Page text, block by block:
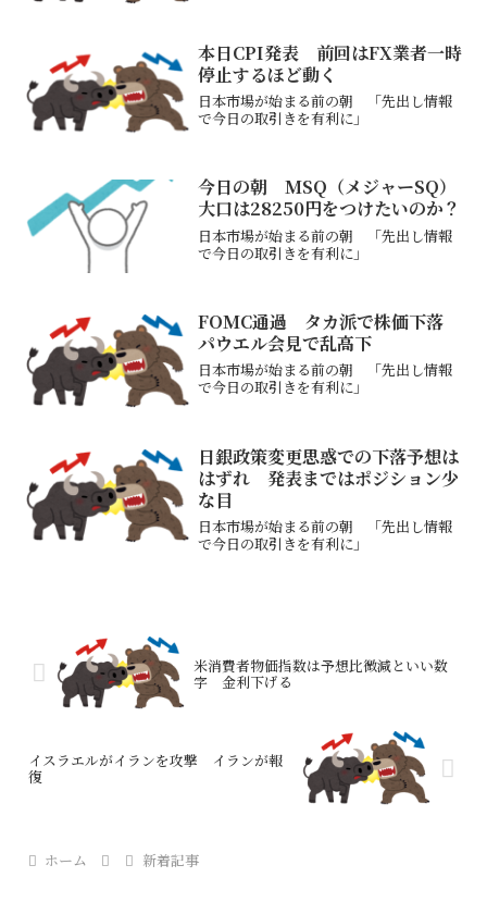
本日CPI発表 前回はFX業者一時
停止するほど動く
日本市場が始まる前の朝 「先出し情報
で今日の取引きを有利に」
今日の朝 MSQ（メジャーSQ）
大口は28250円をつけたいのか？
日本市場が始まる前の朝 「先出し情報
で今日の取引きを有利に」
FOMC通過 タカ派で株価下落
パウエル会見で乱高下
日本市場が始まる前の朝 「先出し情報
で今日の取引きを有利に」
日銀政策変更思惑での下落予想は
はずれ 発表まではポジション少
な目
日本市場が始まる前の朝 「先出し情報
で今日の取引きを有利に」
米消費者物価指数は予想比微減といい数
字 金利下げる
イスラエルがイランを攻撃 イランが報
復
ホーム 新着記事